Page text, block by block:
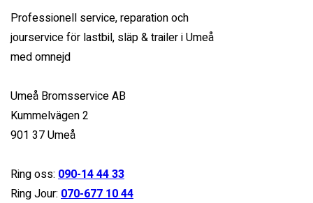
Professionell service, reparation och
jourservice för lastbil, släp & trailer i Umeå
med omnejd
Umeå Bromsservice AB
Kummelvägen 2
901 37 Umeå
Ring oss: 090-14 44 33
Ring Jour: 070-677 10 44
Find a dealer
search – That’s it!
Search